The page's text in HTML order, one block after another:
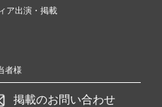
ア出演・掲載
者様
掲載のお問い合わせ